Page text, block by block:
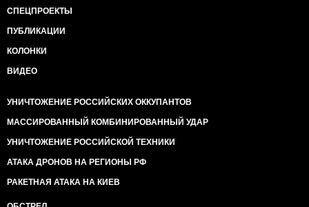
СПЕЦПРОЕКТЫ
ПУБЛИКАЦИИ
КОЛОНКИ
ВИДЕО
УНИЧТОЖЕНИЕ РОССИЙСКИХ ОККУПАНТОВ
МАССИРОВАННЫЙ КОМБИНИРОВАННЫЙ УДАР
УНИЧТОЖЕНИЕ РОССИЙСКОЙ ТЕХНИКИ
АТАКА ДРОНОВ НА РЕГИОНЫ РФ
РАКЕТНАЯ АТАКА НА КИЕВ